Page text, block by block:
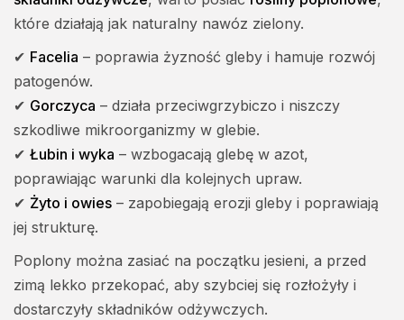
które działają jak naturalny nawóz zielony.
✔ Facelia – poprawia żyzność gleby i hamuje rozwój
patogenów.
✔ Gorczyca – działa przeciwgrzybiczo i niszczy
szkodliwe mikroorganizmy w glebie.
✔ Łubin i wyka – wzbogacają glebę w azot,
poprawiając warunki dla kolejnych upraw.
✔ Żyto i owies – zapobiegają erozji gleby i poprawiają
jej strukturę.
Poplony można zasiać na początku jesieni, a przed
zimą lekko przekopać, aby szybciej się rozłożyły i
dostarczyły składników odżywczych.